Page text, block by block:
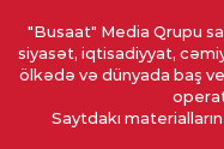
"Busaat" Media Qrupu
siyasət, iqtisadiyyat,
ölkədə və dünyada baş
Saytdakı